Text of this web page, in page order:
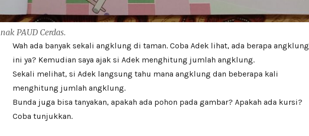
PAUD Cerdas.
Wah ada banyak sekali angklung di taman. Coba Adek lihat, ada berapa angklung
ini ya? Kemudian saya ajak si Adek menghitung jumlah angklung.
Sekali melihat, si Adek langsung tahu mana angklung dan beberapa kali
menghitung jumlah angklung.
Bunda juga bisa tanyakan, apakah ada pohon pada gambar? Apakah ada kursi?
Coba tunjukkan.